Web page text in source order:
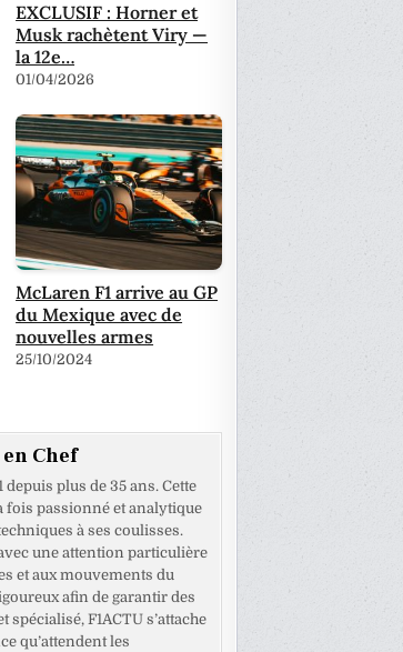
EXCLUSIF : Horner et
Musk rachètent Viry —
la 12e…
01/04/2026
McLaren F1 arrive au GP
du Mexique avec de
nouvelles armes
25/10/2024
Chef
plus de 35 ans. Cette
fois passionné et analytique
à ses coulisses.
une attention particulière
et aux mouvements du
afin de garantir des
F1ACTU s’attache
qu’attendent les